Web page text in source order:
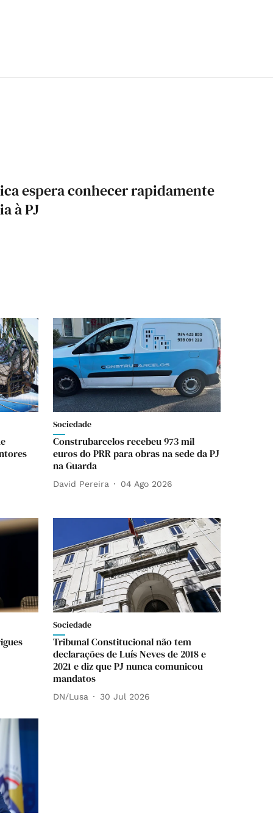
espera conhecer rapidamente
à PJ
Sociedade
Construbarcelos recebeu 973 mil
euros do PRR para obras na sede da PJ
na Guarda
David Pereira 04 Ago 2026
Sociedade
Tribunal Constitucional não tem
declarações de Luís Neves de 2018 e
2021 e diz que PJ nunca comunicou
mandatos
DN/Lusa 30 Jul 2026